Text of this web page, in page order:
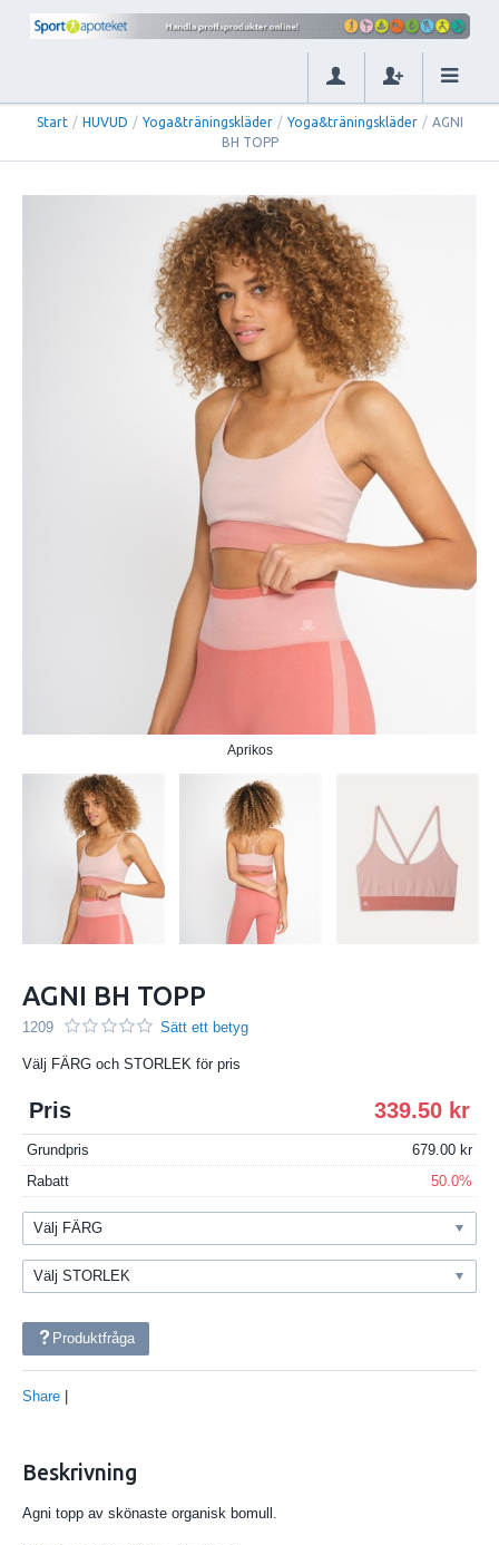
Start / HUVUD / Yoga&träningskläder / Yoga&träningskläder / AGNI
BH TOPP
Aprikos
AGNI BH TOPP
1209 Sätt ett betyg
Välj FÄRG och STORLEK för pris
Pris 339.50
Grundpris
679.00
Rabatt
50.0%
Produktfråga
Share
Beskrivning
Agni topp av skönaste organisk bomull.